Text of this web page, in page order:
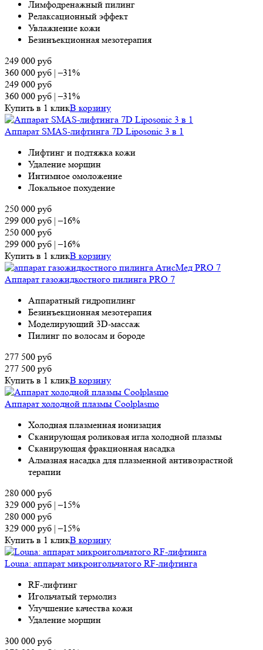
Лимфодренажный пилинг
Релаксационный эффект
Увлажнение кожи
Безинъекционная мезотерапия
249 000 руб
360 000 руб |–31%
249 000 руб
360 000 руб |–31%
Купить в 1 кликВ корзину
Аппарат SMAS-лифтинга 7D Liposonic 3 в 1
Лифтинг и подтяжка кожи
Удаление морщин
Интимное омоложение
Локальное похудение
250 000 руб
299 000 руб |–16%
250 000 руб
299 000 руб |–16%
Купить в 1 кликВ корзину
Аппарат газожидкостного пилинга PRO 7
Аппаратный гидропилинг
Безинъекционная мезотерапия
Моделирующий 3D-массаж
Пилинг по волосам и бороде
277 500 руб
277 500 руб
Купить в 1 кликВ корзину
Аппарат холодной плазмы Coolplasmo
Холодная плазменная ионизация
Сканирующая роликовая игла холодной плазмы
Сканирующая фракционная насадка
Алмазная насадка для плазменной антивозрастной
терапии
280 000 руб
329 000 руб |–15%
280 000 руб
329 000 руб |–15%
Купить в 1 кликВ корзину
Louna: аппарат микроигольчатого RF-лифтинга
RF-лифтинг
Игольчатый термолиз
Улучшение качества кожи
Удаление морщин
300 000 руб